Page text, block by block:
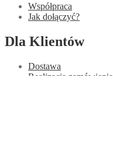
Współpraca
Jak dołączyć?
Dla Klientów
Dostawa
Realizacja zamówienia